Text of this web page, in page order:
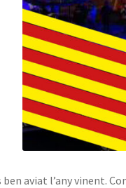
aviat l’any vinent.